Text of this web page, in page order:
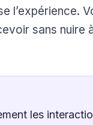
l’expérience.
sans nuire
les